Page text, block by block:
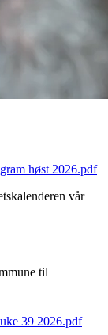
høst 2026.pdf
vår
til
39 2026.pdf